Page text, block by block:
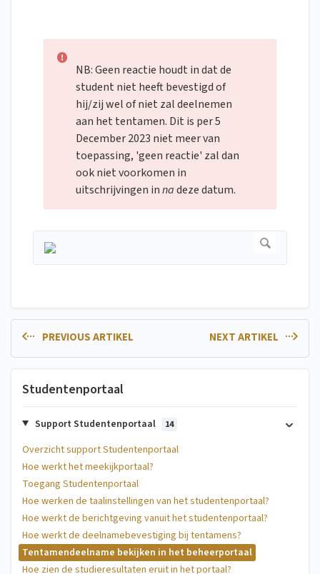
NB: Geen reactie houdt in dat de
student niet heeft bevestigd of
hij/zij wel of niet zal deelnemen
aan het tentamen. Dit is per 5
December 2023 niet meer van
toepassing, 'geen reactie' zal dan
ook niet voorkomen in
uitschrijvingen innadeze datum.
PREVIOUS ARTIKEL NEXT ARTIKEL
Studentenportaal
Support Studentenportaal 14
Overzicht support Studentenportaal
Hoe werkt het meekijkportaal?
Toegang Studentenportaal
Hoe werken de taalinstellingen van het studentenportaal?
Hoe werkt de berichtgeving vanuit het studentenportaal?
Hoe werkt de deelnamebevestiging bij tentamens?
Tentamendeelname bekijken in het beheerportaal
Hoe zien de studieresultaten eruit in het portaal?